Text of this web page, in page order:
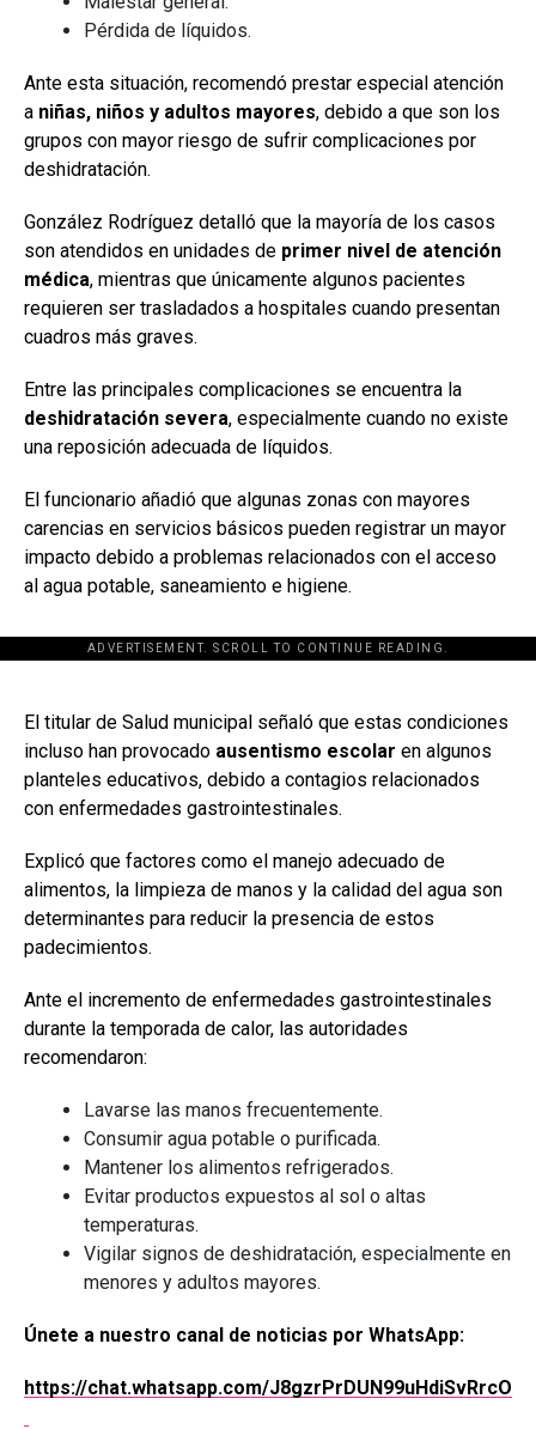
Pérdida de líquidos.
Ante esta situación, recomendó prestar especial atención
a niñas, niños y adultos mayores, debido a que son los
grupos con mayor riesgo de sufrir complicaciones por
deshidratación.
González Rodríguez detalló que la mayoría de los casos
son atendidos en unidades de primer nivel de atención
médica, mientras que únicamente algunos pacientes
requieren ser trasladados a hospitales cuando presentan
cuadros más graves.
Entre las principales complicaciones se encuentra la
deshidratación severa, especialmente cuando no existe
una reposición adecuada de líquidos.
El funcionario añadió que algunas zonas con mayores
carencias en servicios básicos pueden registrar un mayor
impacto debido a problemas relacionados con el acceso
al agua potable, saneamiento e higiene.
ADVERTISEMENT. SCROLL TO CONTINUE READING.
[adsforwp id="243463"]
El titular de Salud municipal señaló que estas condiciones
incluso han provocado ausentismo escolar en algunos
planteles educativos, debido a contagios relacionados
con enfermedades gastrointestinales.
Explicó que factores como el manejo adecuado de
alimentos, la limpieza de manos y la calidad del agua son
determinantes para reducir la presencia de estos
padecimientos.
Ante el incremento de enfermedades gastrointestinales
durante la temporada de calor, las autoridades
recomendaron:
Lavarse las manos frecuentemente.
Consumir agua potable o purificada.
Mantener los alimentos refrigerados.
Evitar productos expuestos al sol o altas
temperaturas.
Vigilar signos de deshidratación, especialmente en
menores y adultos mayores.
Únete a nuestro canal de noticias por WhatsApp:
https://chat.whatsapp.com/J8gzrPrDUN99uHdiSvRrcO